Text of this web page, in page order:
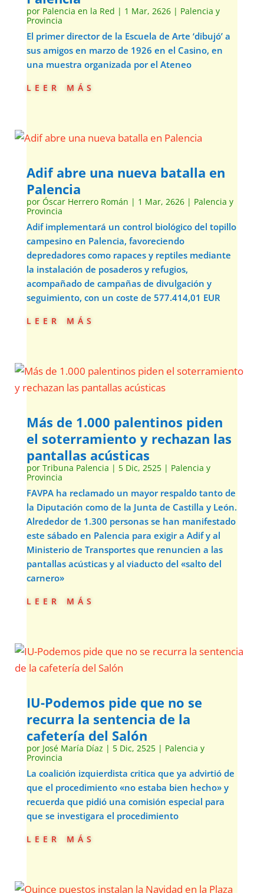
por Palencia en la Red | 1 Mar, 2626| Palencia y
Provincia
El primer director de la Escuela de Arte ‘dibujó’ a
sus amigos en marzo de 1926 en el Casino, en
una muestra organizada por el Ateneo
leer más
Adif abre una nueva batalla en
Palencia
por Óscar Herrero Román | 1 Mar, 2626| Palencia y
Provincia
Adif implementará un control biológico del topillo
campesino en Palencia, favoreciendo
depredadores como rapaces y reptiles mediante
la instalación de posaderos y refugios,
acompañado de campañas de divulgación y
seguimiento, con un coste de 577.414,01 EUR
leer más
Más de 1.000 palentinos piden
el soterramiento y rechazan las
pantallas acústicas
por Tribuna Palencia | 5 Dic, 2525| Palencia y
Provincia
FAVPA ha reclamado un mayor respaldo tanto de
la Diputación como de la Junta de Castilla y León.
Alrededor de 1.300 personas se han manifestado
este sábado en Palencia para exigir a Adif y al
Ministerio de Transportes que renuncien a las
pantallas acústicas y al viaducto del «salto del
carnero»
leer más
IU-Podemos pide que no se
recurra la sentencia de la
cafetería del Salón
por José María Díaz | 5 Dic, 2525| Palencia y
Provincia
La coalición izquierdista critica que ya advirtió de
que el procedimiento «no estaba bien hecho» y
recuerda que pidió una comisión especial para
que se investigara el procedimiento
leer más